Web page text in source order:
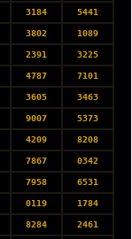
3184 5441
3802 1089
2391 3225
4787 7101
3605 3463
9007 5373
4209 8208
7867 0342
7958 6531
0119 1784
8284 2461